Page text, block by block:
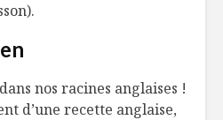
nos racines anglaises !
d’une recette anglaise,